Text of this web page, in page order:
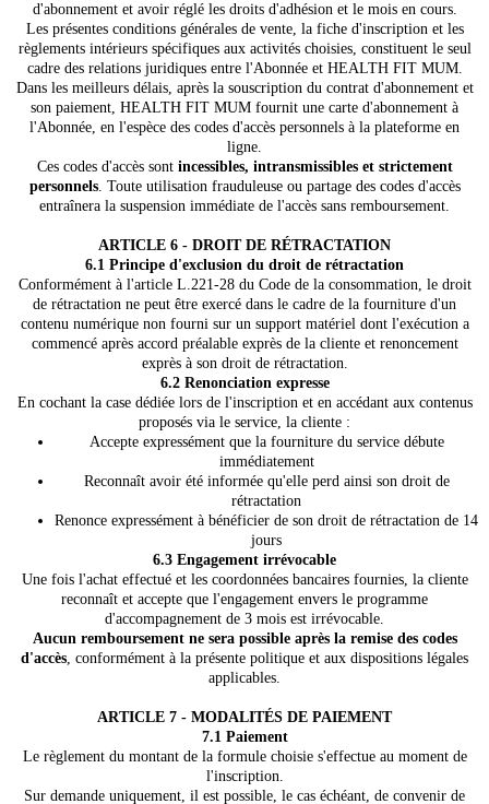
d'abonnement et avoir réglé les droits d'adhésion et le mois en cours.
Les présentes conditions générales de vente, la fiche d'inscription et les
règlements intérieurs spécifiques aux activités choisies, constituent le seul
cadre des relations juridiques entre l'Abonnée et HEALTH FIT MUM.
Dans les meilleurs délais, après la souscription du contrat d'abonnement et
son paiement, HEALTH FIT MUM fournit une carte d'abonnement à
l'Abonnée, en l'espèce des codes d'accès personnels à la plateforme en
ligne.
Ces codes d'accès sont incessibles, intransmissibles et strictement
personnels. Toute utilisation frauduleuse ou partage des codes d'accès
entraînera la suspension immédiate de l'accès sans remboursement.
ARTICLE 6 - DROIT DE RÉTRACTATION
6.1 Principe d'exclusion du droit de rétractation
Conformément à l'article L.221-28 du Code de la consommation, le droit
de rétractation ne peut être exercé dans le cadre de la fourniture d'un
contenu numérique non fourni sur un support matériel dont l'exécution a
commencé après accord préalable exprès de la cliente et renoncement
exprès à son droit de rétractation.
6.2 Renonciation expresse
En cochant la case dédiée lors de l'inscription et en accédant aux contenus
proposés via le service, la cliente :
Accepte expressément que la fourniture du service débute
immédiatement
Reconnaît avoir été informée qu'elle perd ainsi son droit de
rétractation
Renonce expressément à bénéficier de son droit de rétractation de 14
jours
6.3 Engagement irrévocable
Une fois l'achat effectué et les coordonnées bancaires fournies, la cliente
reconnaît et accepte que l'engagement envers le programme
d'accompagnement de 3 mois est irrévocable.
Aucun remboursement ne sera possible après la remise des codes
d'accès, conformément à la présente politique et aux dispositions légales
applicables.
ARTICLE 7 - MODALITÉS DE PAIEMENT
7.1 Paiement
Le règlement du montant de la formule choisie s'effectue au moment de
l'inscription.
Sur demande uniquement, il est possible, le cas échéant, de convenir de